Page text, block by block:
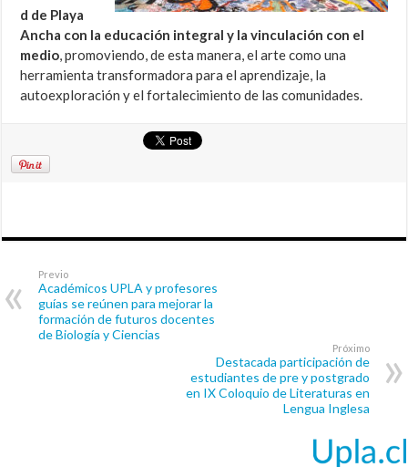
d de Playa
Ancha con la educación integral y la vinculación con el
medio, promoviendo, de esta manera, el arte como una
herramienta transformadora para el aprendizaje, la
autoexploración y el fortalecimiento de las comunidades.
Previo
Académicos UPLA y profesores
guías se reúnen para mejorar la
formación de futuros docentes
de Biología y Ciencias
Próximo
Destacada participación de
estudiantes de pre y postgrado
en IX Coloquio de Literaturas en
Lengua Inglesa